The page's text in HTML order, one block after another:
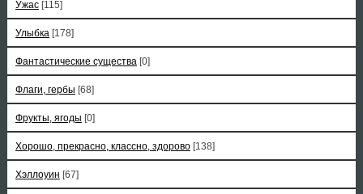
Ужас [115]
Улыбка [178]
Фантастические существа [0]
Флаги, гербы [68]
Фрукты, ягоды [0]
Хорошо, прекрасно, классно, здорово [138]
Хэллоуин [67]